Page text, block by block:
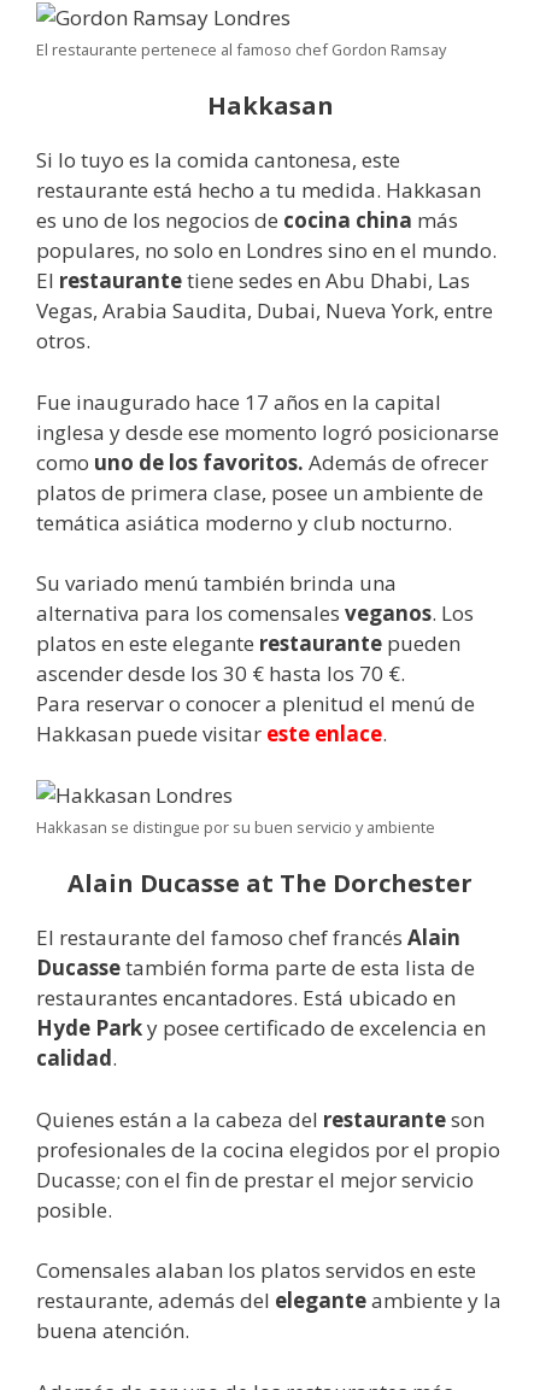
El restaurante pertenece al famoso chef Gordon Ramsay
Hakkasan
Si lo tuyo es la comida cantonesa, este
restaurante está hecho a tu medida. Hakkasan
es uno de los negocios de cocina china más
populares, no solo en Londres sino en el mundo.
El restaurantetiene sedes en Abu Dhabi, Las
Vegas, Arabia Saudita, Dubai, Nueva York, entre
otros.
Fue inaugurado hace 17 años en la capital
inglesa y desde ese momento logró posicionarse
como uno de los favoritos. Además de ofrecer
platos de primera clase, posee un ambiente de
temática asiática moderno y club nocturno.
Su variado menú también brinda una
alternativa para los comensales veganos. Los
platos en este elegante restaurante pueden
ascender desde los 30 € hasta los 70 €.
Para reservar o conocer a plenitud el menú de
Hakkasan puede visitar este enlace.
Hakkasan se distingue por su buen servicio y ambiente
Alain Ducasse at The Dorchester
El restaurante del famoso chef francés Alain
Ducassetambién forma parte de esta lista de
restaurantes encantadores. Está ubicado en
Hyde Parky posee certificado de excelencia en
calidad.
Quienes están a la cabeza del restauranteson
profesionales de la cocina elegidos por el propio
Ducasse; con el fin de prestar el mejor servicio
posible.
Comensales alaban los platos servidos en este
restaurante, además del eleganteambiente y la
buena atención.